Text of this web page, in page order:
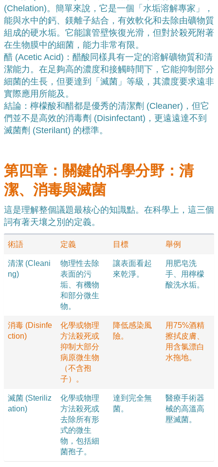
(Chelation)。簡單來說，它是一個「水垢溶解專家」，
能與水中的鈣、鎂離子結合，有效軟化和去除由礦物質
組成的硬水垢。它能讓管壁恢復光滑，但對於殺死附著
在生物膜中的細菌，能力非常有限。
醋 (Acetic Acid)：醋酸同樣具有一定的溶解礦物質和清
潔能力。在足夠高的濃度和接觸時間下，它能抑制部分
細菌的生長，但要達到「滅菌」等級，其濃度要求遠非
實際應用所能及。
結論：檸檬酸和醋都是優秀的清潔劑 (Cleaner)，但它
們並不是高效的消毒劑 (Disinfectant)，更遠遠達不到
滅菌劑 (Sterilant) 的標準。
第四章：關鍵的科學分野：清
潔、消毒與滅菌
這是理解整個議題最核心的知識點。在科學上，這三個
詞有著天壤之別的定義。
術語 定義 目標 舉例
清潔 (Cleani
ng)
物理性去除
表面的污
垢、有機物
和部分微生
物。
讓表面看起
來乾淨。
用肥皂洗
手、用檸檬
酸洗水垢。
消毒 (Disinfe
ction)
化學或物理
方法殺死或
抑制大部分
病原微生物
（不含孢
子）。
降低感染風
險。
用75%酒精
擦拭皮膚、
用含氯漂白
水拖地。
滅菌 (Steriliz
ation)
化學或物理
方法殺死或
去除所有形
式的微生
物，包括細
菌孢子。
達到完全無
菌。
醫療手術器
械的高溫高
壓滅菌。